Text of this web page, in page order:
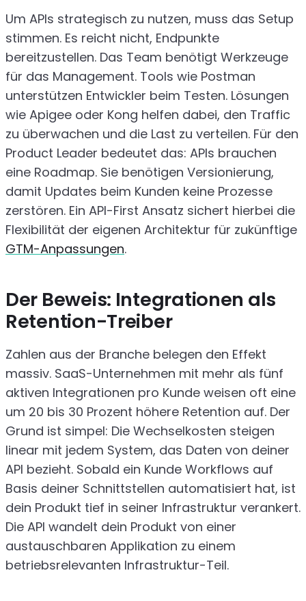
Um APIs strategisch zu nutzen, muss das Setup
stimmen. Es reicht nicht, Endpunkte
bereitzustellen. Das Team benötigt Werkzeuge
für das Management. Tools wie Postman
unterstützen Entwickler beim Testen. Lösungen
wie Apigee oder Kong helfen dabei, den Traffic
zu überwachen und die Last zu verteilen. Für den
Product Leader bedeutet das: APIs brauchen
eine Roadmap. Sie benötigen Versionierung,
damit Updates beim Kunden keine Prozesse
zerstören. Ein API-First Ansatz sichert hierbei die
Flexibilität der eigenen Architektur für zukünftige
GTM-Anpassungen.
Der Beweis: Integrationen als
Retention-Treiber
Zahlen aus der Branche belegen den Effekt
massiv. SaaS-Unternehmen mit mehr als fünf
aktiven Integrationen pro Kunde weisen oft eine
um 20 bis 30 Prozent höhere Retention auf. Der
Grund ist simpel: Die Wechselkosten steigen
linear mit jedem System, das Daten von deiner
API bezieht. Sobald ein Kunde Workflows auf
Basis deiner Schnittstellen automatisiert hat, ist
dein Produkt tief in seiner Infrastruktur verankert.
Die API wandelt dein Produkt von einer
austauschbaren Applikation zu einem
betriebsrelevanten Infrastruktur-Teil.